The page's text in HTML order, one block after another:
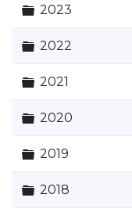
Carpeta
2023
Carpeta
2022
Carpeta
2021
Carpeta
2020
Carpeta
2019
Carpeta
2018